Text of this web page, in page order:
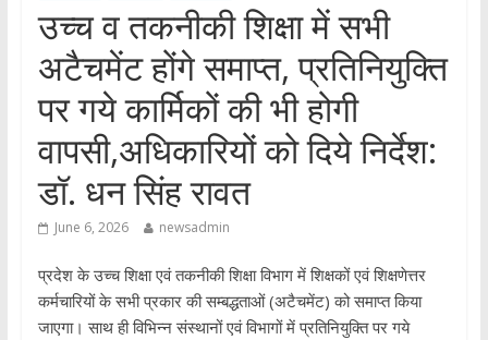
उच्च व तकनीकी शिक्षा में सभी
अटैचमेंट होंगे समाप्त, प्रतिनियुक्ति
पर गये कार्मिकों की भी होगी
वापसी,अधिकारियों को दिये निर्देश:
डॉ. धन सिंह रावत
June 6, 2026 newsadmin
प्रदेश के उच्च शिक्षा एवं तकनीकी शिक्षा विभाग में शिक्षकों एवं शिक्षणेत्तर
कर्मचारियों के सभी प्रकार की सम्बद्धताओं (अटैचमेंट) को समाप्त किया
जाएगा। साथ ही विभिन्न संस्थानों एवं विभागों में प्रतिनियुक्ति पर गये